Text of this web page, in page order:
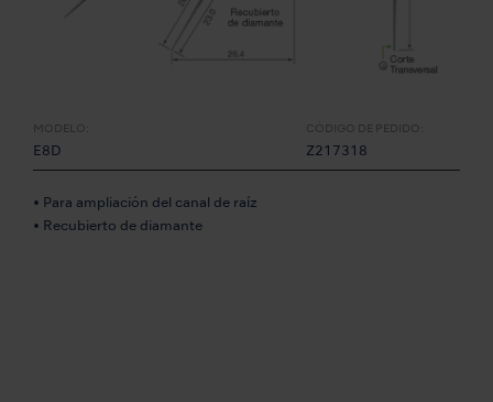
MODELO:
E8D
CÓDIGO DE PEDIDO:
Z217318
• Para ampliación del canal de raíz
• Recubierto de diamante